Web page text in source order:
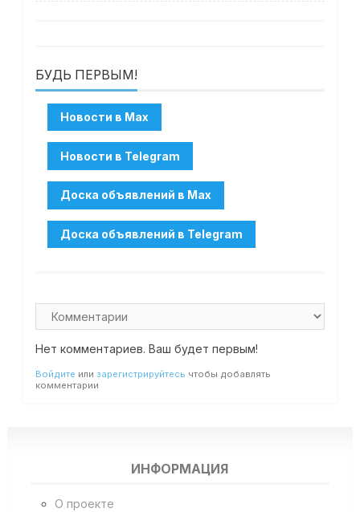
БУДЬ ПЕРВЫМ!
Нет комментариев. Ваш будет первым!
Войдите или зарегистрируйтесь чтобы добавлять
комментарии
ИНФОРМАЦИЯ
О проекте